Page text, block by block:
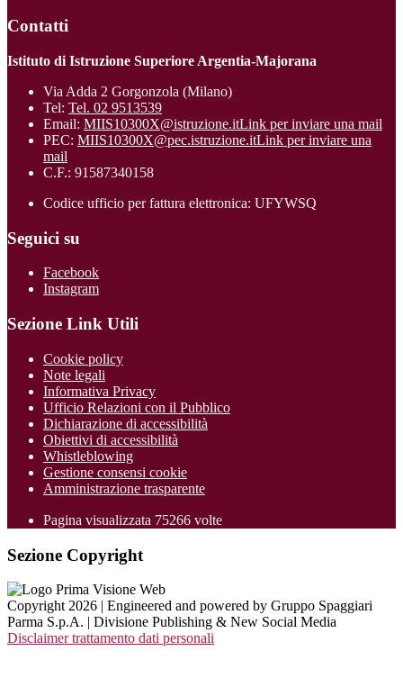
Contatti
Istituto di Istruzione Superiore Argentia-Majorana
Via Adda 2 Gorgonzola (Milano)
Tel: Tel. 02 9513539
Email: MIIS10300X@istruzione.itLink per inviare una mail
PEC: MIIS10300X@pec.istruzione.itLink per inviare una
mail
C.F.: 91587340158
Codice ufficio per fattura elettronica: UFYWSQ
Seguici su
Facebook
Instagram
Sezione Link Utili
Cookie policy
Note legali
Informativa Privacy
Ufficio Relazioni con il Pubblico
Dichiarazione di accessibilità
Obiettivi di accessibilità
Whistleblowing
Gestione consensi cookie
Amministrazione trasparente
Pagina visualizzata 75266 volte
Sezione Copyright
Copyright 2026 | Engineered and powered by Gruppo Spaggiari
Parma S.p.A. | Divisione Publishing & New Social Media
Disclaimer trattamento dati personali